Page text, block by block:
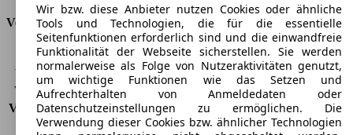
Verbrauch
CO2 Emissionen*
130 g/km (komb.)
Verbrauch (Stadt)
6,6 l/100km
Verbrauch (Land)
4,2 l/100km
Verbrauch (komb.)* 5,1 l/100km
Schadstoffklasse
EU6
Wir bzw. diese Anbieter nutzen Cookies oder ähnliche
Tools und Technologien, die für die essentielle
Seitenfunktionen erforderlich sind und die einwandfreie
Funktionalität der Webseite sicherstellen. Sie werden
normalerweise als Folge von Nutzeraktivitäten genutzt,
um wichtige Funktionen wie das Setzen und
Aufrechterhalten von Anmeldedaten oder
Datenschutzeinstellungen zu ermöglichen. Die
Verwendung dieser Cookies bzw. ähnlicher Technologien